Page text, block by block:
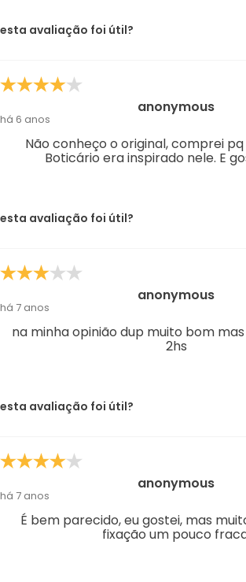
esta avaliação foi útil?
anonymous
há 6 anos
Não conheço o original, comprei
Boticário era inspirado nele. E
esta avaliação foi útil?
anonymous
há 7 anos
na minha opinião dup muito bom
2hs
esta avaliação foi útil?
anonymous
há 7 anos
É bem parecido, eu gostei, mas
fixação um pouco